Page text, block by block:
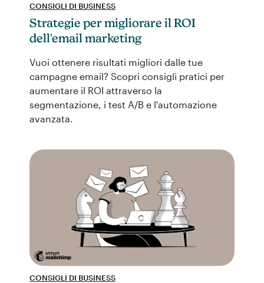
CONSIGLI DI BUSINESS
Strategie per migliorare il ROI
dell'email marketing
Vuoi ottenere risultati migliori dalle tue
campagne email? Scopri consigli pratici per
aumentare il ROI attraverso la
segmentazione, i test A/B e l'automazione
avanzata.
CONSIGLI DI BUSINESS